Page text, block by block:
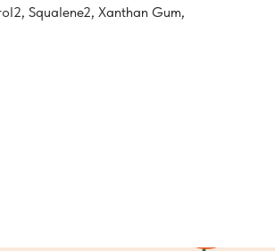
Squalene2, Xanthan Gum,